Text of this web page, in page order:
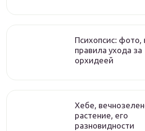
Психопсис: фото,
правила ухода за
орхидеей
Хебе,
растение, его
разновидности